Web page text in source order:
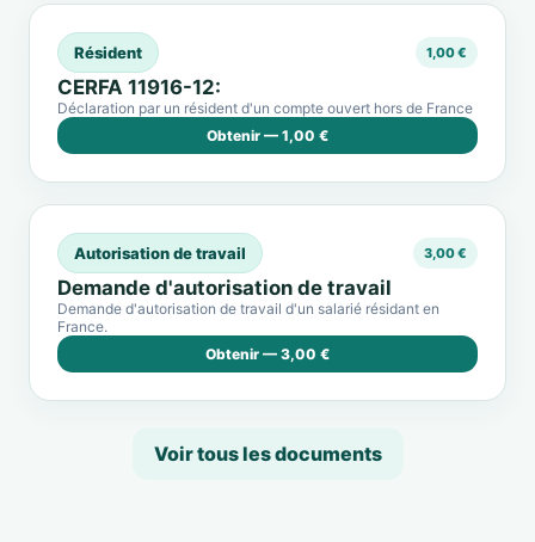
Résident 1,00 €
CERFA 11916-12:
Déclaration par un résident d'un compte ouvert hors de France
Obtenir — 1,00 €
Autorisation de travail 3,00 €
Demande d'autorisation de travail
Demande d'autorisation de travail d'un salarié résidant en
France.
Obtenir — 3,00 €
Voir tous les documents